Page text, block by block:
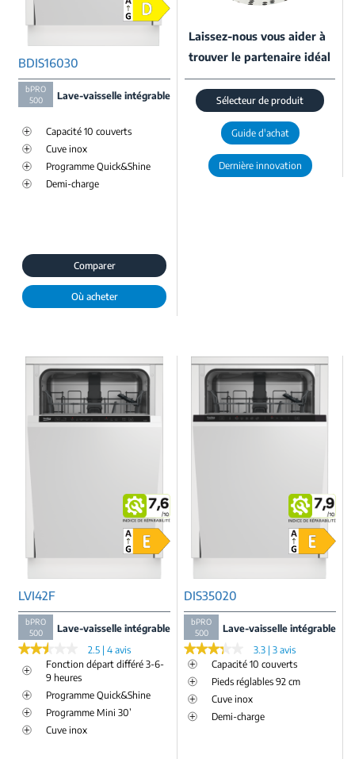
BDIS16030
bPRO
500
Lave-vaisselle intégrable
Capacité 10 couverts
Cuve inox
Programme Quick&Shine
Demi-charge
Comparer
Où acheter
Laissez-nous vous aider à
trouver le partenaire idéal
Sélecteur de produit
Guide d'achat
Dernière innovation
LVI42F
bPRO
500
Lave-vaisselle intégrable
★★★★★
★★★★★
2.5 | 4 avis
Fonction départ différé 3-6-
9 heures
Programme Quick&Shine
Programme Mini 30’
Cuve inox
DIS35020
bPRO
500
Lave-vaisselle intégrable
★★★★★
★★★★★
3.3 | 3 avis
Capacité 10 couverts
Pieds réglables 92 cm
Cuve inox
Demi-charge